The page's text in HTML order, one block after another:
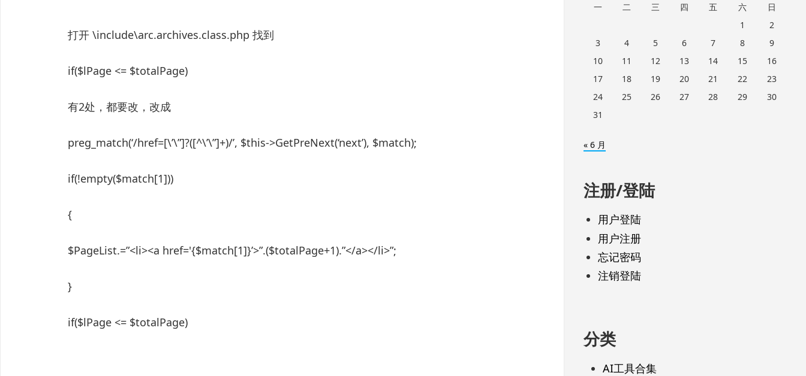
打开 \include\arc.archives.class.php 找到
if($lPage <= $totalPage)
有2处，都要改，改成
preg_match(‘/href=[\’\”]?([^\’\”]+)/’, $this->GetPreNext(‘next’), $match);
if(!empty($match[1]))
{
$PageList.=”<li><a href='{$match[1]}’>”.($totalPage+1).”</a></li>”;
}
if($lPage <= $totalPage)
一 二 三 四 五 六
日
1
2
3
4 5 6 7 8
9
10
11 12 13 14 15
16
17
18 19 20 21 22
23
24
25 26 27 28 29
30
31
« 6 月
注册/登陆
用户登陆
用户注册
忘记密码
注销登陆
分类
AI工具合集